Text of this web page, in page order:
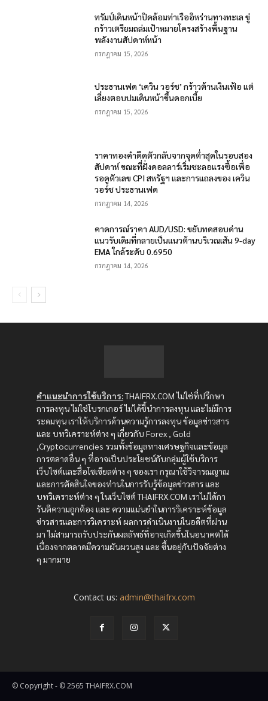
ทรัมป์เดินหน้าปิดล้อมท่าเรืออิหร่านทางทะเล ขู่
กร้าวเตรียมถล่มเป้าหมายโครงสร้างพื้นฐาน
พลังงานสัปดาห์หน้า
กรกฎาคม 15, 2026
ประธานเฟด ‘เควิน วอร์ช’ กร้าวต้านเงินเฟ้อ แต่
เลี่ยงตอบปมเดินหน้าขึ้นดอกเบี้ย
กรกฎาคม 15, 2026
ราคาทองคำดีดตัวกลับจากจุดต่ำสุดในรอบสอง
สัปดาห์ ขณะที่ฝั่งดอลลาร์เริ่มชะลอแรงซื้อเพื่อ
รอดูตัวเลข CPI สหรัฐฯ และการแถลงของ เควิน
วอร์ช ประธานเฟด
กรกฎาคม 14, 2026
คาดการณ์ราคา AUD/USD: ขยับทดสอบด่าน
แนวรับเดิมที่กลายเป็นแนวต้านบริเวณเส้น 9-day
EMA ใกล้ระดับ 0.6950
กรกฎาคม 14, 2026
คำแนะนำการใช้บริการ:THAIFRX.COM ไม่ใช่ที่ปรึกษา
การลงทุน ไม่ใช่โบรกเกอร์ ไม่ได้ชี้นำการลงทุน และไม่มีการ
ระดมทุน เราให้บริการด้านความรู้การลงทุน ข้อมูลข่าวสาร
และ บทวิเคราะห์ต่าง ๆ เกี่ยวกับ Forex , Gold
,Cryptocurrencies รวมทั้งข้อมูลทางเศรษฐกิจและข้อมูล
การตลาดอื่น ๆ ที่อาจเป็นประโยชน์กับกลุ่มผู้ใช้บริการ
เว็บไซต์และสื่อโซเซียลต่าง ๆ ของเรา กรุณาใช้วิจารณญาณ
และการตัดสินใจของท่านในการรับรู้ข้อมูลข่าวสาร และ
บทวิเคราะห์ต่าง ๆ ในเว็บไซต์ THAIFRX.COM เราไม่ได้กา
รันตีความถูกต้อง และ ความแม่นยำในการวิเคราะห์ข้อมูล
ข่าวสารและการวิเคราะห์ ผลการดำเนินงานในอดีตที่ผ่าน
มา ไม่สามารถรับประกันผลลัพธ์ที่อาจเกิดขึ้นในอนาคตได้
เนื่องจากตลาดมีความผันผวนสูง และ ขึ้นอยู่กับปัจจัยต่าง
ๆ มากมาย
Contact us: admin@thaifrx.com
© Copyright - © 2565 THAIFRX.COM